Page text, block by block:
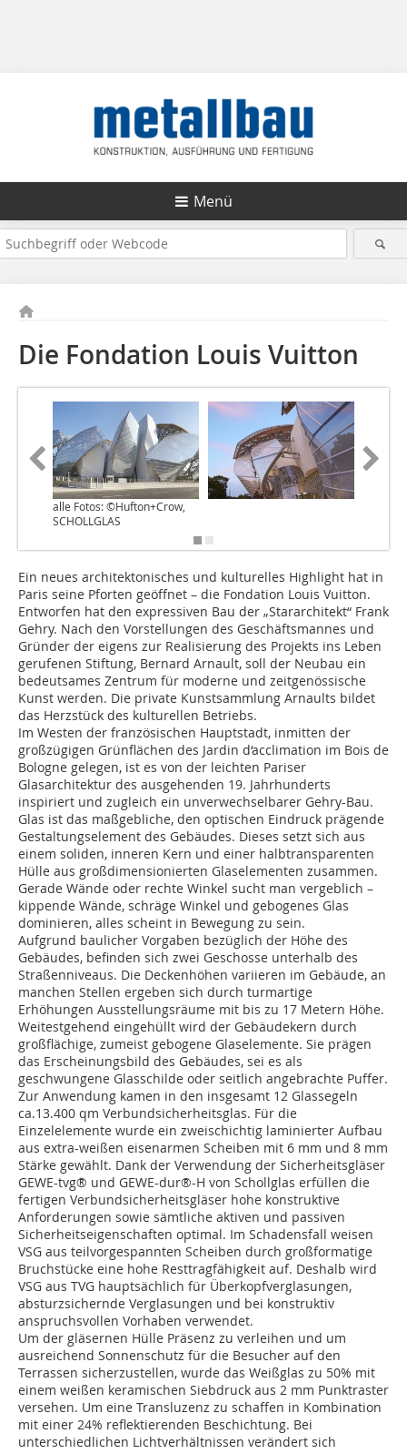
Menü
Die Fondation Louis Vuitton
alle Fotos: ©Hufton+Crow,
SCHOLLGLAS
Ein neues architektonisches und kulturelles Highlight hat in
Paris seine Pforten geöffnet – die Fondation Louis Vuitton.
Entworfen hat den expressiven Bau der „Stararchitekt“ Frank
Gehry. Nach den Vorstellungen des Geschäftsmannes und
Gründer der eigens zur Realisierung des Projekts ins Leben
gerufenen Stiftung, Bernard Arnault, soll der Neubau ein
bedeutsames Zentrum für moderne und zeitgenössische
Kunst werden. Die private Kunstsammlung Arnaults bildet
das Herzstück des kulturellen Betriebs.
Im Westen der französischen Hauptstadt, inmitten der
großzügigen Grünflächen des Jardin d‘acclimation im Bois de
Bologne gelegen, ist es von der leichten Pariser
Glasarchitektur des ausgehenden 19. Jahrhunderts
inspiriert und zugleich ein unverwechselbarer Gehry-Bau.
Glas ist das maßgebliche, den optischen Eindruck prägende
Gestaltungselement des Gebäudes. Dieses setzt sich aus
einem soliden, inneren Kern und einer halbtransparenten
Hülle aus großdimensionierten Glaselementen zusammen.
Gerade Wände oder rechte Winkel sucht man vergeblich –
kippende Wände, schräge Winkel und gebogenes Glas
dominieren, alles scheint in Bewegung zu sein.
Aufgrund baulicher Vorgaben bezüglich der Höhe des
Gebäudes, befinden sich zwei Geschosse unterhalb des
Straßenniveaus. Die Deckenhöhen variieren im Gebäude, an
manchen Stellen ergeben sich durch turmartige
Erhöhungen Ausstellungsräume mit bis zu 17 Metern Höhe.
Weitestgehend eingehüllt wird der Gebäudekern durch
großflächige, zumeist gebogene Glaselemente. Sie prägen
das Erscheinungsbild des Gebäudes, sei es als
geschwungene Glasschilde oder seitlich angebrachte Puffer.
Zur Anwendung kamen in den insgesamt 12 Glassegeln
ca.13.400 qm Verbundsicherheitsglas. Für die
Einzelelemente wurde ein zweischichtig laminierter Aufbau
aus extra-weißen eisenarmen Scheiben mit 6 mm und 8 mm
Stärke gewählt. Dank der Verwendung der Sicherheitsgläser
GEWE-tvg® und GEWE-dur®-H von Schollglas erfüllen die
fertigen Verbundsicherheitsgläser hohe konstruktive
Anforderungen sowie sämtliche aktiven und passiven
Sicherheitseigenschaften optimal. Im Schadensfall weisen
VSG aus teilvorgespannten Scheiben durch großformatige
Bruchstücke eine hohe Resttragfähigkeit auf. Deshalb wird
VSG aus TVG hauptsächlich für Überkopfverglasungen,
absturzsichernde Verglasungen und bei konstruktiv
anspruchsvollen Vorhaben verwendet.
Um der gläsernen Hülle Präsenz zu verleihen und um
ausreichend Sonnenschutz für die Besucher auf den
Terrassen sicherzustellen, wurde das Weißglas zu 50% mit
einem weißen keramischen Siebdruck aus 2 mm Punktraster
versehen. Um eine Transluzenz zu schaffen in Kombination
mit einer 24% reflektierenden Beschichtung. Bei
unterschiedlichen Lichtverhältnissen verändert sich